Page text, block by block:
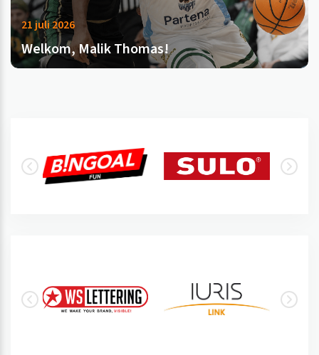
21 juli 2026
Welkom, Malik Thomas!